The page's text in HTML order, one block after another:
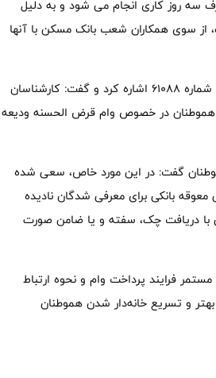
سه روز کاری انجام می شود و به دلیل
سوی همکاران شعب بانک مسکن با آنها
مدیرعامل بانک مسکن همچنین به مرکز مشاوره و اطلاع‌رسانی این بانک به شماره ۶۱۰۸۸ اشاره کرد و گفت: کارشناسان
هموطنان در خصوص وام قرض الحسنه ودیعه
گفت: در این مورد خاص، سعی شده
بانکی برای معرفی شدگان نادیده
با دریافت چک، سفته و یا ضامن صورت
فرایند پرداخت وام و نحوه ارتباط
و تسریع خانه‌دار شدن هموطنان